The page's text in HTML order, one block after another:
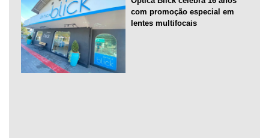
com promoção especial em
lentes multifocais